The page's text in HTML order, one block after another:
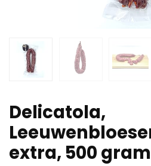
Delicatola,
extra, 500 gram